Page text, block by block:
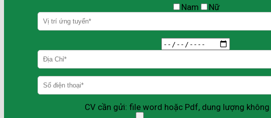
Nam Nữ
CV cần gửi: file word hoặc Pdf, dung lượng không